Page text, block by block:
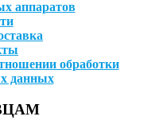
аппаратов
обработки
данных